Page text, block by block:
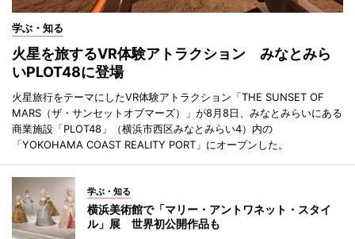
学ぶ・知る
火星を旅するVR体験アトラクション みなとみら
いPLOT48に登場
火星旅行をテーマにしたVR体験アトラクション「THE SUNSET OF
MARS（ザ・サンセットオブマーズ）」が8月8日、みなとみらいにある
商業施設「PLOT48」（横浜市西区みなとみらい4）内の
「YOKOHAMA COAST REALITY PORT」にオープンした。
学ぶ・知る
横浜美術館で「マリー・アントワネット・スタイ
ル」展 世界初公開作品も